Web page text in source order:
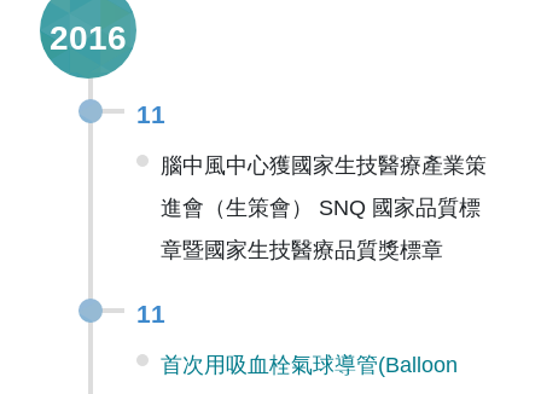
2016
11
腦中風中心獲國家生技醫療產業策
進會（生策會） SNQ 國家品質標
章暨國家生技醫療品質獎標章
11
首次用吸血栓氣球導管(Balloon